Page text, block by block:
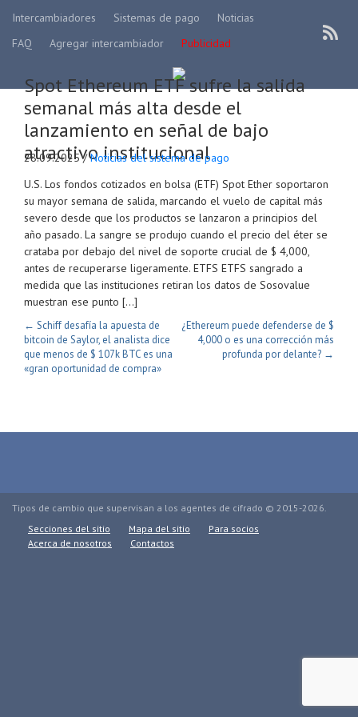
Intercambiadores Sistemas de pago
Noticias
FAQ
Agregar intercambiador Publicidad
Spot Ethereum ETF sufre la salida
semanal más alta desde el
lanzamiento en señal de bajo
atractivo institucional
28.09.2025 /Noticias del sistema de pago
U.S. Los fondos cotizados en bolsa (ETF) Spot Ether soportaron
su mayor semana de salida, marcando el vuelo de capital más
severo desde que los productos se lanzaron a principios del
año pasado. La sangre se produjo cuando el precio del éter se
crataba por debajo del nivel de soporte crucial de $ 4,000,
antes de recuperarse ligeramente. ETFS ETFS sangrado a
medida que las instituciones retiran los datos de Sosovalue
muestran ese punto […]
← Schiff desafía la apuesta de
bitcoin de Saylor, el analista dice
que menos de $ 107k BTC es una
«gran oportunidad de compra»
¿Ethereum puede defenderse de $
4,000 o es una corrección más
profunda por delante? →
Tipos de cambio que supervisan a los agentes de cifrado © 2015-2026.
Secciones del sitio
Mapa del sitio
Para socios
Acerca de nosotros
Contactos